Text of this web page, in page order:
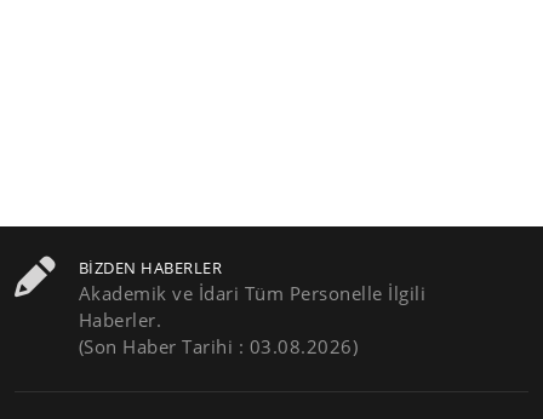
BIZDEN HABERLER
Akademik ve İdari Tüm Personelle İlgili
Haberler.
(Son Haber Tarihi : 03.08.2026)